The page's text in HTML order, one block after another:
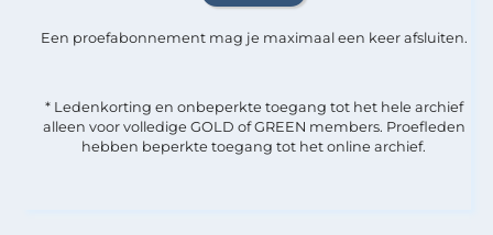
Een proefabonnement mag je maximaal een keer afsluiten.
* Ledenkorting en onbeperkte toegang tot het hele archief
alleen voor volledige GOLD of GREEN members. Proefleden
hebben beperkte toegang tot het online archief.